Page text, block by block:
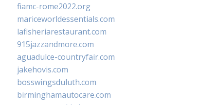
fiamc-rome2022.org
mariceworldessentials.com
lafisheriarestaurant.com
915jazzandmore.com
aguadulce-countryfair.com
jakehovis.com
bosswingsduluth.com
birminghamautocare.com